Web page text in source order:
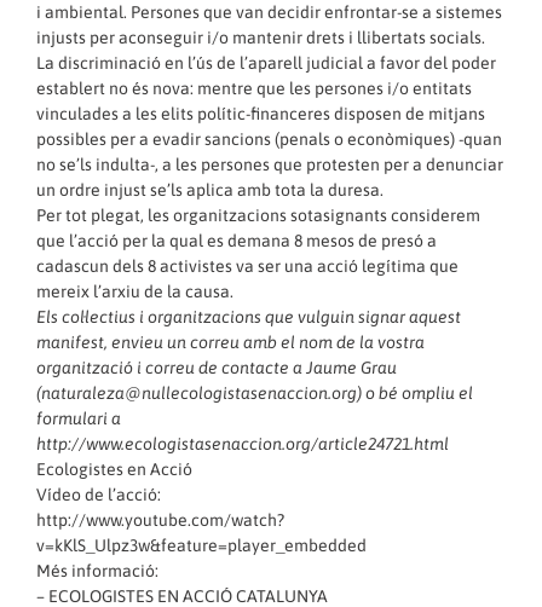
i ambiental. Persones que van decidir enfrontar-se a sistemes
injusts per aconseguir i/o mantenir drets i llibertats socials.
La discriminació en l’ús de l’aparell judicial a favor del poder
establert no és nova: mentre que les persones i/o entitats
vinculades a les elits polític-financeres disposen de mitjans
possibles per a evadir sancions (penals o econòmiques) -quan
no se’ls indulta-, a les persones que protesten per a denunciar
un ordre injust se’ls aplica amb tota la duresa.
Per tot plegat, les organitzacions sotasignants considerem
que l’acció per la qual es demana 8 mesos de presó a
cadascun dels 8 activistes va ser una acció legítima que
mereix l’arxiu de la causa.
Els col·lectius i organitzacions que vulguin signar aquest
manifest, envieu un correu amb el nom de la vostra
organització i correu de contacte a Jaume Grau
(naturaleza@nullecologistasenaccion.org) o bé ompliu el
formulari a
http://www.ecologistasenaccion.org/article24721.html
Ecologistes en Acció
Vídeo de l’acció:
http://www.youtube.com/watch?
v=kKlS_Ulpz3w&feature=player_embedded
Més informació:
– ECOLOGISTES EN ACCIÓ CATALUNYA